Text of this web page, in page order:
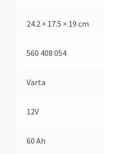
24.2 × 17.5 × 19 cm
560 408 054
Varta
12V
60 Ah